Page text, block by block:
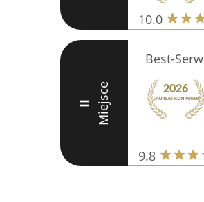
10.0
II Miejsce
Best-Serw
9.8